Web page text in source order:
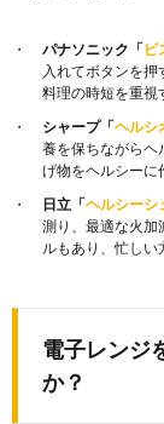
パナソニック「ビ
入れてボタンを
料理の時短を重視
シャープ「ヘルシ
養を保ちながらヘ
げ物をヘルシーに
日立「ヘルシーシ
測り、最適な火加
ルもあり、忙しい
電子レンジ
か？